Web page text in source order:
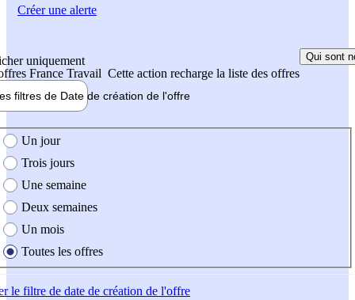
uniquement
France Travail Cette action recharge la liste des offres
Qui sont
filtres de Date de création de l'offre
création de l'offre
Un jour
Trois jours
Une semaine
Deux semaines
Un mois
Toutes les offres
le filtre de date de création de l'offre
Créer une alerte